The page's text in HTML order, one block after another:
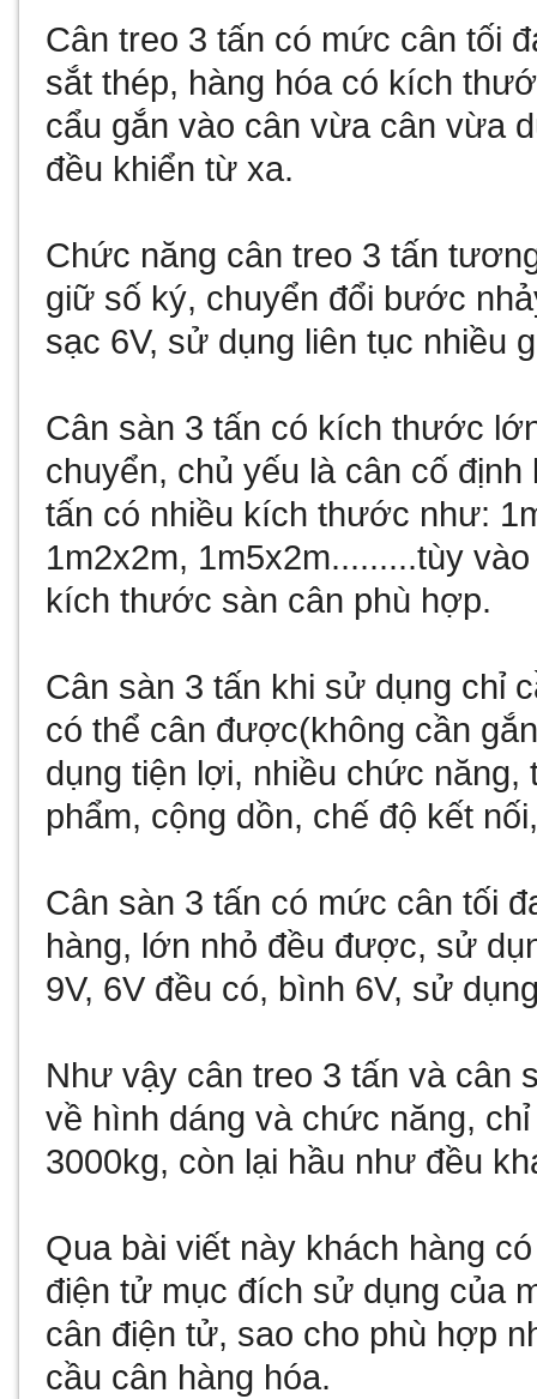
Cân treo 3 tấn có mức cân tối
sắt thép, hàng hóa có kích
cẩu gắn vào cân vừa cân vừa
đều khiển từ xa.
Chức năng cân treo 3 tấn
giữ số ký, chuyển đổi bước
sạc 6V, sử dụng liên tục nhiều
Cân sàn 3 tấn có kích thước
chuyển, chủ yếu là cân cố
tấn có nhiều kích thước như:
1m2x2m, 1m5x2m.........tùy
kích thước sàn cân phù hợp.
Cân sàn 3 tấn khi sử dụng chỉ
có thể cân được(không cần
dụng tiện lợi, nhiều chức
phẩm, cộng dồn, chế độ kết
Cân sàn 3 tấn có mức cân tối
hàng, lớn nhỏ đều được, sử
9V, 6V đều có, bình 6V, sử
Như vậy cân treo 3 tấn và cân
về hình dáng và chức năng,
3000kg, còn lại hầu như đều
Qua bài viết này khách hàng
điện tử mục đích sử dụng của
cân điện tử, sao cho phù hợp
cầu cân hàng hóa.